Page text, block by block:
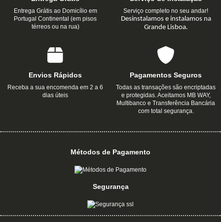
Entrega Grátis ao Domicílio em
Portugal Continental (em pisos
térreos ou na rua)
Serviço completo no seu andar!
Desinstalamos e instalamos na
Grande Lisboa.
Envios Rápidos
Receba a sua encomenda em 2 a 6
dias úteis
Pagamentos Seguros
Todas as transações são encriptadas
e protegidas. Aceitamos MB WAY,
Multibanco e Transferência Bancária
com total segurança.
Métodos de Pagamento
Segurança